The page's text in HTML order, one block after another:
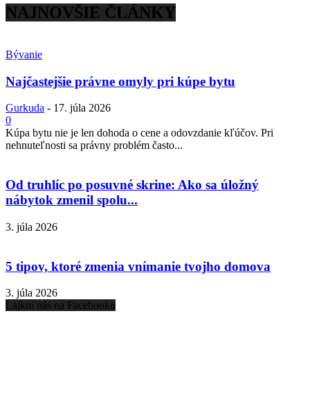
NAJNOVŠIE ČLÁNKY
Bývanie
Najčastejšie právne omyly pri kúpe bytu
Gurkuda - 17. júla 2026
0
Kúpa bytu nie je len dohoda o cene a odovzdanie kľúčov. Pri
nehnuteľnosti sa právny problém často...
Od truhlíc po posuvné skrine: Ako sa úložný
nábytok zmenil spolu...
3. júla 2026
5 tipov, ktoré zmenia vnímanie tvojho domova
3. júla 2026
Lajkni nás na Facebooku